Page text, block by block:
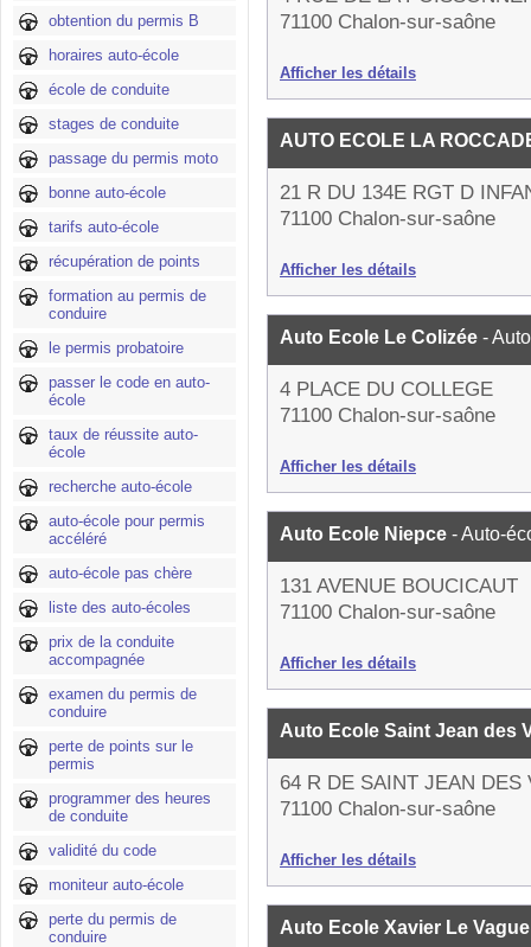
obtention du permis B
horaires auto-école
école de conduite
stages de conduite
passage du permis moto
bonne auto-école
tarifs auto-école
récupération de points
formation au permis de
conduire
le permis probatoire
passer le code en auto-
école
taux de réussite auto-
école
recherche auto-école
auto-école pour permis
accéléré
auto-école pas chère
liste des auto-écoles
prix de la conduite
accompagnée
examen du permis de
conduire
perte de points sur le
permis
programmer des heures
de conduite
validité du code
moniteur auto-école
perte du permis de
conduire
71100 Chalon-sur-saône
Afficher les détails
AUTO ECOLE LA
21 R DU 134E RGT D
71100 Chalon-sur-saône
Afficher les détails
Auto Ecole Le Colizée -
4 PLACE DU COLLEGE
71100 Chalon-sur-saône
Afficher les détails
Auto Ecole Niepce - Auto-
131 AVENUE BOUCICAUT
71100 Chalon-sur-saône
Afficher les détails
Auto Ecole Saint Jean des
64 R DE SAINT JEAN DES
71100 Chalon-sur-saône
Afficher les détails
Auto Ecole Xavier Le